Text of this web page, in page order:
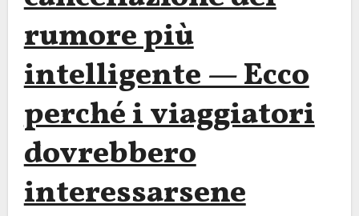
rumore più
intelligente — Ecco
perché i viaggiatori
dovrebbero
interessarsene